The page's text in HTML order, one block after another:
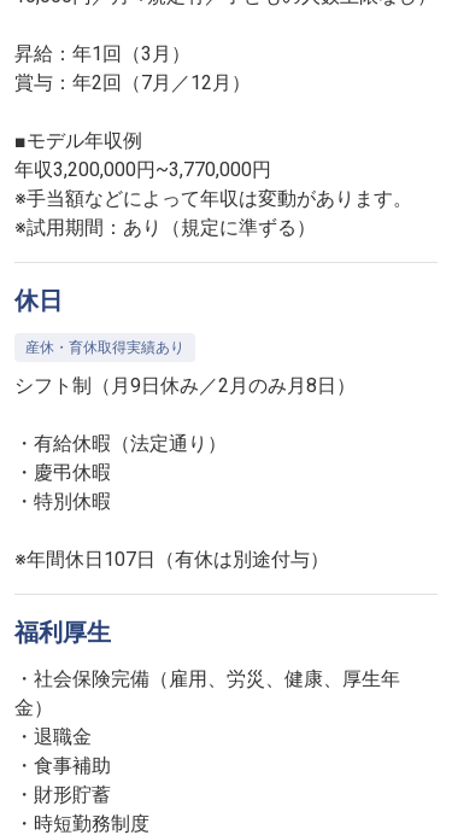
昇給：年1回（3月）
賞与：年2回（7月／12月）
■モデル年収例
年収3,200,000円~3,770,000円
※手当額などによって年収は変動があります。
※試用期間：あり（規定に準ずる）
休日
産休・育休取得実績あり
シフト制（月9日休み／2月のみ月8日）
・有給休暇（法定通り）
・慶弔休暇
・特別休暇
※年間休日107日（有休は別途付与）
福利厚生
・社会保険完備（雇用、労災、健康、厚生年
金）
・退職金
・食事補助
・財形貯蓄
・時短勤務制度